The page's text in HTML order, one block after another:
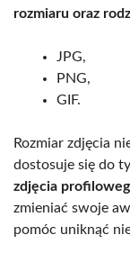
rozmiaru oraz
JPG,
PNG,
GIF.
Rozmiar zdjęcia
dostosuje się do
zdjęcia
zmieniać swoje
pomóc uniknąć